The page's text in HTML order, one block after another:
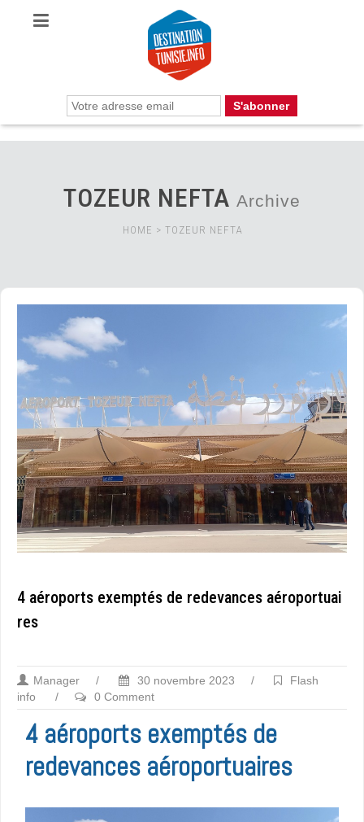
TOZEUR NEFTA Archive
HOME > TOZEUR NEFTA
4 aéroports exemptés de redevances aéroportuai
res
Manager / 30 novembre 2023 /
Flash
info
/ 0 Comment
4 aéroports exemptés de
redevances aéroportuaires